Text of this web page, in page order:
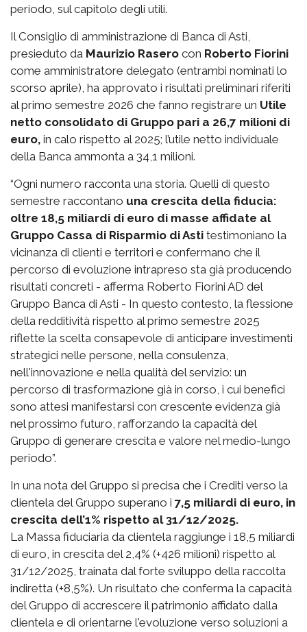
periodo, sul capitolo degli utili.
Il Consiglio di amministrazione di Banca di Asti,
presieduto da Maurizio Rasero con Roberto Fiorini
come amministratore delegato (entrambi nominati lo
scorso aprile), ha approvato i risultati preliminari riferiti
al primo semestre 2026 che fanno registrare un Utile
netto consolidato di Gruppo pari a 26,7 milioni di
euro, in calo rispetto al 2025; l’utile netto individuale
della Banca ammonta a 34,1 milioni.
“Ogni numero racconta una storia. Quelli di questo
semestre raccontano una crescita della fiducia:
oltre 18,5 miliardi di euro di masse affidate al
Gruppo Cassa di Risparmio di Asti testimoniano la
vicinanza di clienti e territori e confermano che il
percorso di evoluzione intrapreso sta già producendo
risultati concreti - afferma Roberto Fiorini AD del
Gruppo Banca di Asti - In questo contesto, la flessione
della redditività rispetto al primo semestre 2025
riflette la scelta consapevole di anticipare investimenti
strategici nelle persone, nella consulenza,
nell'innovazione e nella qualità del servizio: un
percorso di trasformazione già in corso, i cui benefici
sono attesi manifestarsi con crescente evidenza già
nel prossimo futuro, rafforzando la capacità del
Gruppo di generare crescita e valore nel medio-lungo
periodo”.
In una nota del Gruppo si precisa che i Crediti verso la
clientela del Gruppo superano i 7,5 miliardi di euro, in
crescita dell’1% rispetto al 31/12/2025.
La Massa fiduciaria da clientela raggiunge i 18,5 miliardi
di euro, in crescita del 2,4% (+426 milioni) rispetto al
31/12/2025, trainata dal forte sviluppo della raccolta
indiretta (+8,5%). Un risultato che conferma la capacità
del Gruppo di accrescere il patrimonio affidato dalla
clientela e di orientarne l'evoluzione verso soluzioni a